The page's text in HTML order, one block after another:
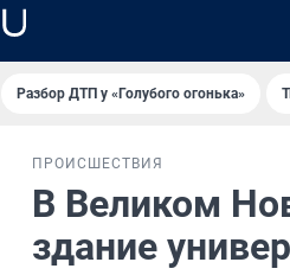
Разбор ДТП у «Голубого огонька»
ПРОИСШЕСТВИЯ
В Великом
здание